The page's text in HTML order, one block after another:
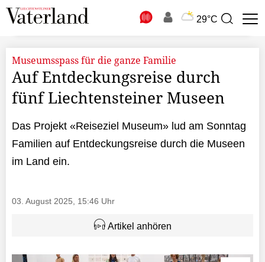
29°C
Suchbegriff
Museumsspass für die ganze Familie
Auf Entdeckungsreise durch
fünf Liechtensteiner Museen
Das Projekt «Reiseziel Museum» lud am Sonntag
Familien auf Entdeckungsreise durch die Museen
im Land ein.
03. August 2025, 15:46 Uhr
Artikel anhören